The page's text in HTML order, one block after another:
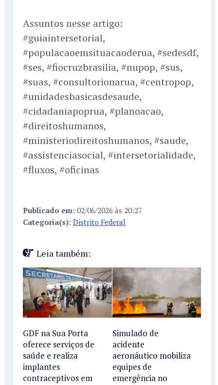
Assuntos nesse artigo:
#guiaintersetorial,
#populacaoemsituacaoderua, #sedesdf,
#ses, #fiocruzbrasilia, #nupop, #sus,
#suas, #consultorionarua, #centropop,
#unidadesbasicasdesaude,
#cidadaniapoprua, #planoacao,
#direitoshumanos,
#ministeriodireitoshumanos, #saude,
#assistenciasocial, #intersetorialidade,
#fluxos, #oficinas
Publicado em: 02/06/2026 às 20:27
Categoria(s): Distrito Federal
Leia também:
GDF na Sua Porta
oferece serviços de
saúde e realiza
implantes
contraceptivos em
Simulado de
acidente
aeronáutico mobiliza
equipes de
emergência no